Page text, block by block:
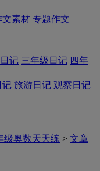
文素材 专题作文
记 三年级日记 四年
记 旅游日记 观察日记
级奥数天天练 > 文章